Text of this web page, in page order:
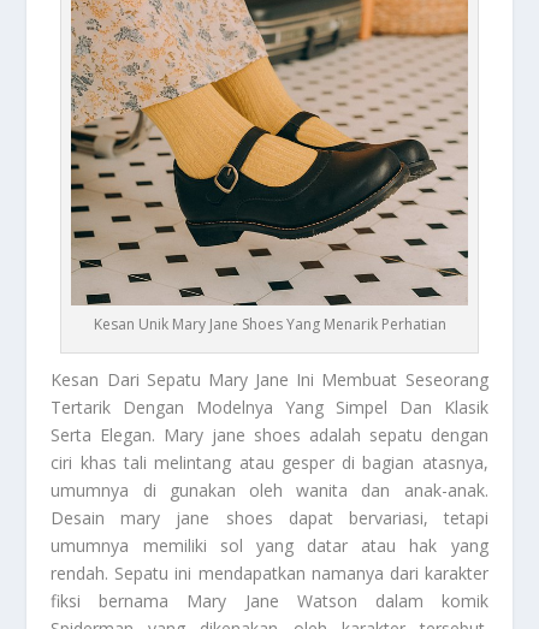
Kesan Unik Mary Jane Shoes Yang Menarik Perhatian
Kesan Dari Sepatu Mary Jane Ini Membuat Seseorang
Tertarik Dengan Modelnya Yang Simpel Dan Klasik
Serta Elegan. Mary jane shoes adalah sepatu dengan
ciri khas tali melintang atau gesper di bagian atasnya,
umumnya di gunakan oleh wanita dan anak-anak.
Desain mary jane shoes dapat bervariasi, tetapi
umumnya memiliki sol yang datar atau hak yang
rendah. Sepatu ini mendapatkan namanya dari karakter
fiksi bernama Mary Jane Watson dalam komik